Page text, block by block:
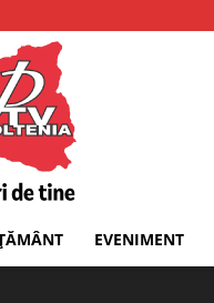
EVENIMENT